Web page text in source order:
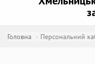
Головна Персональний